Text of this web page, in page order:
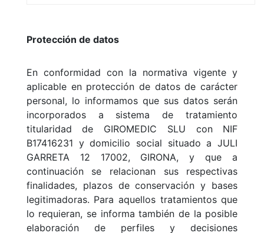
Protección de datos
En conformidad con la normativa vigente y
aplicable en protección de datos de carácter
personal, lo informamos que sus datos serán
incorporados a sistema de tratamiento
titularidad de GIROMEDIC SLU con NIF
B17416231 y domicilio social situado a JULI
GARRETA 12 17002, GIRONA, y que a
continuación se relacionan sus respectivas
finalidades, plazos de conservación y bases
legitimadoras. Para aquellos tratamientos que
lo requieran, se informa también de la posible
elaboración de perfiles y decisiones